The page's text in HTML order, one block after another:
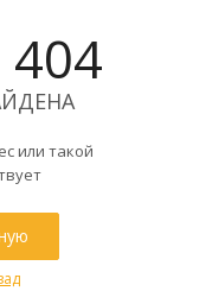
или такой